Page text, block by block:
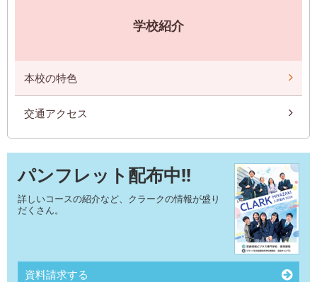
学校紹介
本校の特色
交通アクセス
パンフレット配布中!!
詳しいコースの紹介など、クラークの情報が盛り
だくさん。
資料請求する